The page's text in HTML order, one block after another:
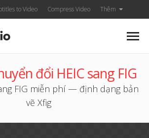
to Video Compress Video Thêm
đổi HEIC sang FIG
FIG miễn phí — định dạng bản
vẽ Xfig